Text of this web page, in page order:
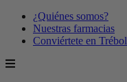
¿Quiénes somos?
Nuestras farmacias
Conviértete en Trébol